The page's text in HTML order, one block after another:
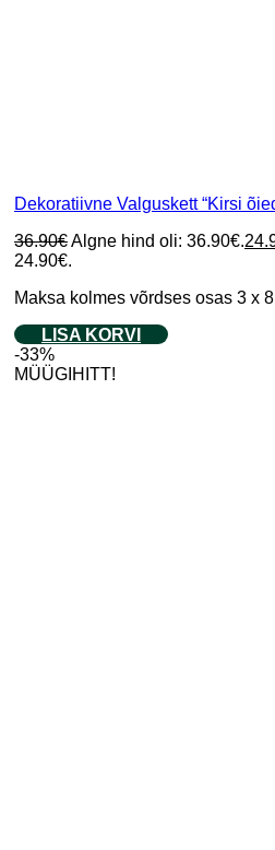
Dekoratiivne Valguskett “Kirsi
36.90€Algne hind oli: 36.90€.
24.90€.
Maksa kolmes võrdses osas 3 x
LISA KORVI
-33%
MÜÜGIHITT!